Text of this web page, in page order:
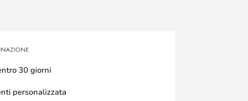
30 giorni
personalizzata